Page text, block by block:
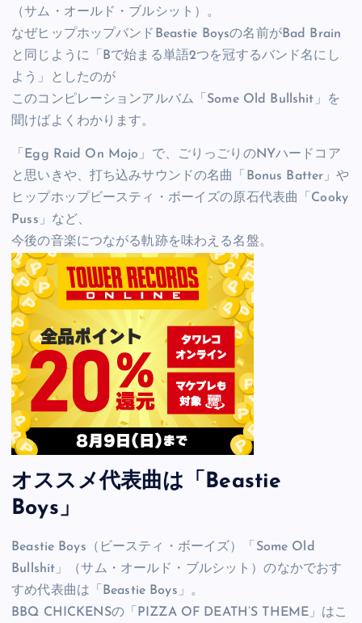
（サム・オールド・ブルシット）。
なぜヒップホップバンドBeastie Boysの名前がBad Brain
と同じように「Bで始まる単語2つを冠するバンド名にし
よう」としたのが
このコンピレーションアルバム「Some Old Bullshit」を
聞けばよくわかります。
「Egg Raid On Mojo」で、ごりっごりのNYハードコア
と思いきや、打ち込みサウンドの名曲「Bonus Batter」や
ヒップホップビースティ・ボーイズの原石代表曲「Cooky
Puss」など、
今後の音楽につながる軌跡を味わえる名盤。
オススメ代表曲は「Beastie
Boys」
Beastie Boys（ビースティ・ボーイズ）「Some Old
Bullshit」（サム・オールド・ブルシット）のなかでおす
すめ代表曲は「Beastie Boys」。
BBQ CHICKENSの「PIZZA OF DEATH’S THEME」はこ